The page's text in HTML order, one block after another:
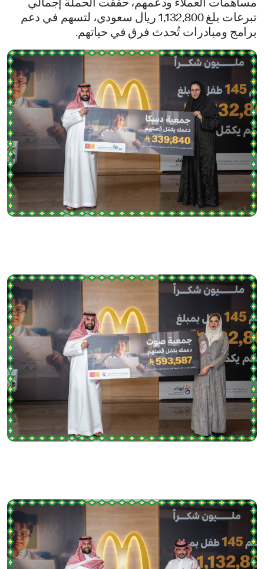
مساهمات العملاء ودعمهم، حققت الحملة إجمالي
تبرعات بلغ 1,132,800 ريال سعودي، لتسهم في دعم
برامج ومبادرات تُحدث فرق في حياتهم.